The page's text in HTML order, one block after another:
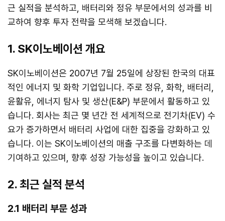
근 실적을 분석하고, 배터리와 정유 부문에서의 성과를 비
교하여 향후 투자 전략을 모색해 보겠습니다.
1. SK이노베이션 개요
SK이노베이션은 2007년 7월 25일에 상장된 한국의 대표
적인 에너지 및 화학 기업입니다. 주로 정유, 화학, 배터리,
윤활유, 에너지 탐사 및 생산(E&P) 부문에서 활동하고 있
습니다. 회사는 최근 몇 년간 전 세계적으로 전기차(EV) 수
요가 증가하면서 배터리 사업에 대한 집중을 강화하고 있
습니다. 이는 SK이노베이션의 매출 구조를 다변화하는 데
기여하고 있으며, 향후 성장 가능성을 높이고 있습니다.
2. 최근 실적 분석
2.1 배터리 부문 성과